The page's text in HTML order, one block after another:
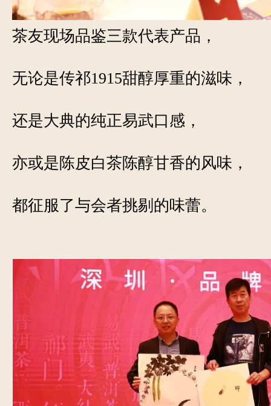
茶友现场品鉴三款代表产品，
无论是传祁1915甜醇厚重的滋味，
还是大典的纯正易武口感，
亦或是陈皮白茶陈醇甘香的风味，
都征服了与会者挑剔的味蕾。